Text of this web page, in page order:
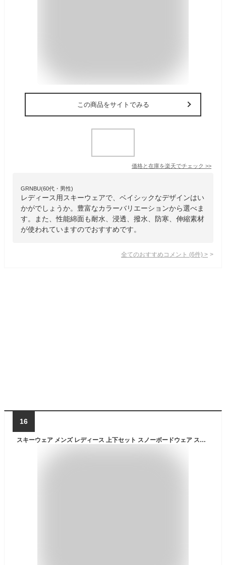
この商品をサイトでみる
価格と在庫を楽天でチェック >>
GRNBU(60代・男性)
レディース用スキーウェアで、ベイシックなデザインはい
かがでしょうか。豊富なカラーバリエーションから選べま
す。また、性能綿面も耐水、浸透、撥水、防寒、伸縮素材
が使われていますのでおすすめです。
全てのおすすめコメント (6件) >
16
スキーウェア メンズ レディース 上下セット スノーボードウェア スノボウェア スキーウエア NNOUM ノアム 耐水圧20000ml 軽量 防寒 保温 裾丈調節 フード付き 4wayストレッチ ジャケット パンツ 武井壮着用 店長厳選